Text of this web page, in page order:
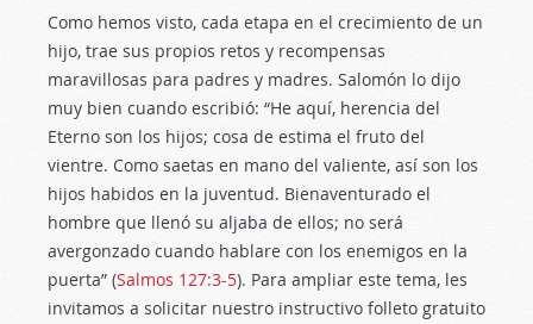
Como hemos visto, cada etapa en el crecimiento de un
hijo, trae sus propios retos y recompensas
maravillosas para padres y madres. Salomón lo dijo
muy bien cuando escribió: “He aquí, herencia del
Eterno son los hijos; cosa de estima el fruto del
vientre. Como saetas en mano del valiente, así son los
hijos habidos en la juventud. Bienaventurado el
hombre que llenó su aljaba de ellos; no será
avergonzado cuando hablare con los enemigos en la
puerta” (Salmos 127:3-5). Para ampliar este tema, les
invitamos a solicitar nuestro instructivo folleto gratuito